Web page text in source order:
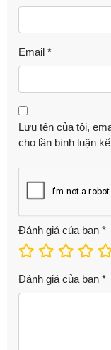
Email *
Lưu tên của tôi,
cho lần bình luận
Đánh giá của bạn *
Đánh giá của bạn *